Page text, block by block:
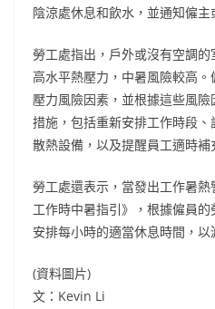
陰涼處休息和飲水，並通知僱主
勞工處指出，戶外或沒有空調
高水平熱壓力，中暑風險較高
壓力風險因素，並根據這些風
措施，包括重新安排工作時段
散熱設備，以及提醒員工適時補
勞工處還表示，當發出工作暑
工作時中暑指引》，根據僱員
安排每小時的適當休息時間，以
(資料圖片)
文：Kevin Li